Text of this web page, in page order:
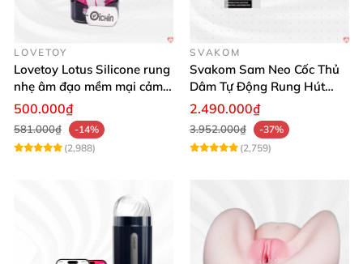
LOVETOY
Lovetoy Lotus Silicone rung
nhẹ âm đạo mềm mại cảm
giác thật
500.000₫
581.000₫
-14%
(2,988)
SVAKOM
Svakom Sam Neo Cốc Thủ
Dâm Tự Động Rung Hút
App Điều Khiển Xa
2.490.000₫
3.952.000₫
-37%
(2,759)